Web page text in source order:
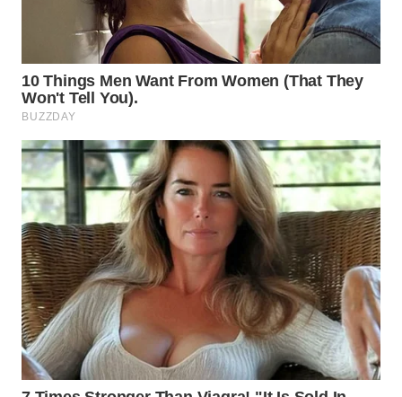
WN
SAMOSIR
PADANG
LAWAS
WN
SUMEDANG
WN
CIANJUR
WN
KEPULAUAN